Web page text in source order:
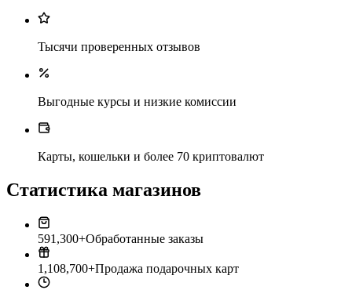
Тысячи проверенных отзывов
Выгодные курсы и низкие комиссии
Карты, кошельки и более 70 криптовалют
Статистика магазинов
591,300+Обработанные заказы
1,108,700+Продажа подарочных карт